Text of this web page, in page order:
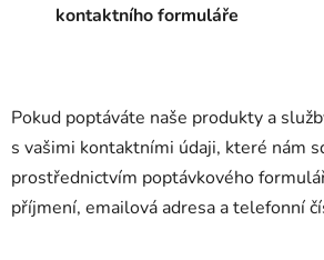
kontaktního formuláře
Pokud poptáváte naše produkty a
s vašimi kontaktními údaji, které nám
prostřednictvím poptávkového
příjmení, emailová adresa a telefonní